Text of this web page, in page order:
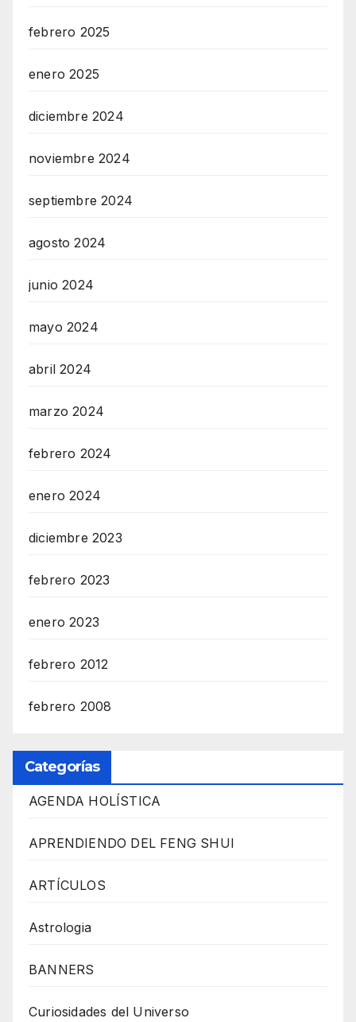
febrero 2025
enero 2025
diciembre 2024
noviembre 2024
septiembre 2024
agosto 2024
junio 2024
mayo 2024
abril 2024
marzo 2024
febrero 2024
enero 2024
diciembre 2023
febrero 2023
enero 2023
febrero 2012
febrero 2008
Categorías
AGENDA HOLÍSTICA
APRENDIENDO DEL FENG SHUI
ARTÍCULOS
Astrologia
BANNERS
Curiosidades del Universo